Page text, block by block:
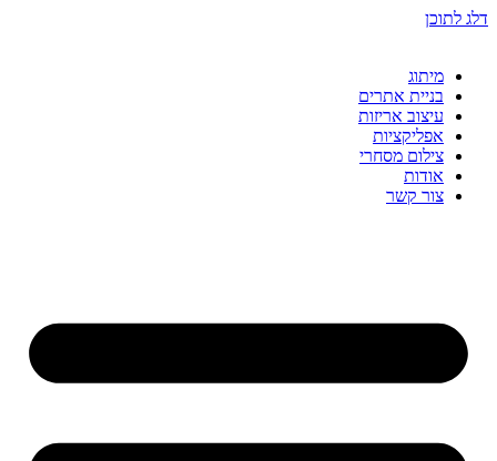
דלג לתוכן
מיתוג
בניית אתרים
עיצוב אריזות
אפליקציות
צילום מסחרי
אודות
צור קשר